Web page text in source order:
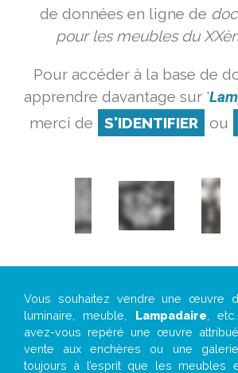
de données en ligne de
pour les meubles du
Pour accéder à la base de
apprendre davantage sur '
merci de
S'IDENTIFIER ou
Vous souhaitez vendre une œuvre
luminaire, meuble, Lampadaire ,
avez-vous repéré une œuvre
vente aux enchères ou une
toujours à l’esprit que les meubles